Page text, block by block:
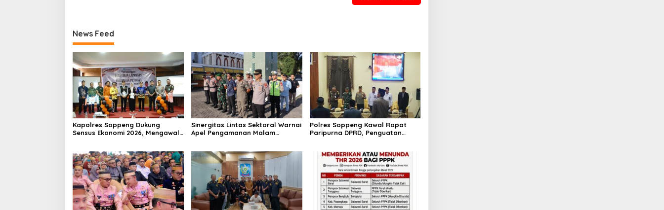
News Feed
Kapolres Soppeng Dukung
Sensus Ekonomi 2026, Mengawal
Sinergitas Lintas Sektoral Warnai
Apel Pengamanan Malam
Polres Soppeng Kawal Rapat
Paripurna DPRD, Penguatan